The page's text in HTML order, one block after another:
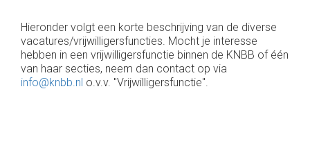
Hieronder volgt een korte beschrijving van de diverse
vacatures/vrijwilligersfuncties. Mocht je interesse
hebben in een vrijwilligersfunctie binnen de KNBB of één
van haar secties, neem dan contact op via
info@knbb.nl o.v.v. "Vrijwilligersfunctie".